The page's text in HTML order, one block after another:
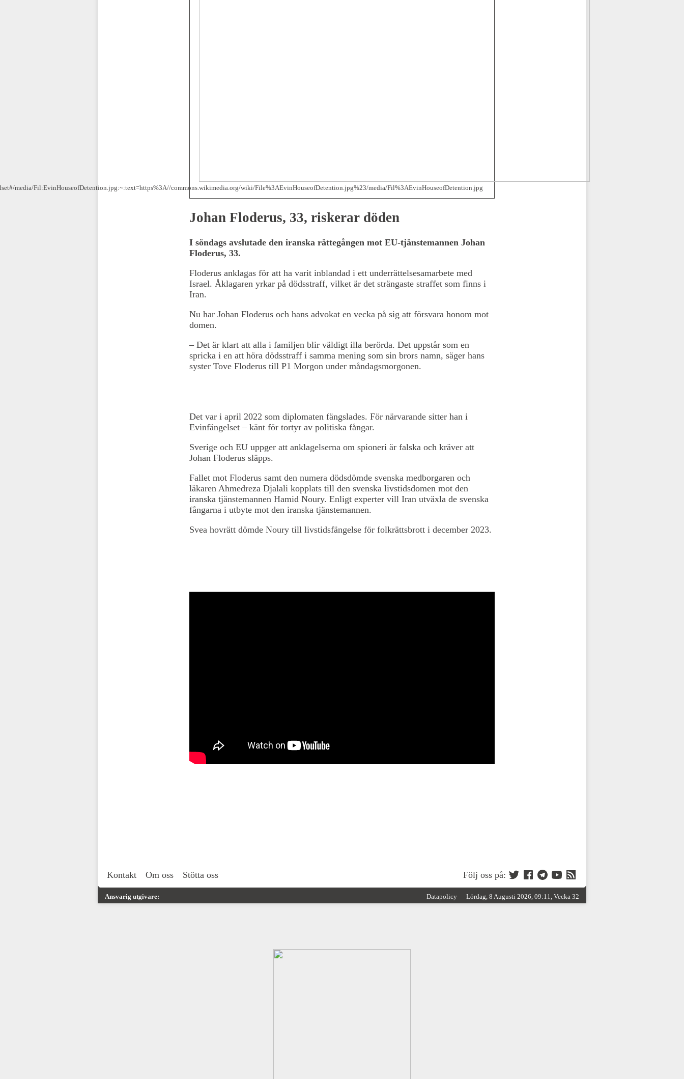
media/Fil:EvinHouseofDetention.jpg:~:text=https%3A//commons.wikimedia.org/wiki/File%3AEvinHouseofDetention.jpg%23/media/Fil%3AEvinHouseofDetention.jpg
Johan Floderus, 33, riskerar döden
I söndags avslutade den iranska rättegången mot EU-tjänstemannen Johan
Floderus, 33.
Floderus anklagas för att ha varit inblandad i ett underrättelsesamarbete med
Israel. Åklagaren yrkar på dödsstraff, vilket är det strängaste straffet som finns i
Iran.
Nu har Johan Floderus och hans advokat en vecka på sig att försvara honom mot
domen.
– Det är klart att alla i familjen blir väldigt illa berörda. Det uppstår som en
spricka i en att höra dödsstraff i samma mening som sin brors namn, säger hans
syster Tove Floderus till P1 Morgon under måndagsmorgonen.
Det var i april 2022 som diplomaten fängslades. För närvarande sitter han i
Evinfängelset – känt för tortyr av politiska fångar.
Sverige och EU uppger att anklagelserna om spioneri är falska och kräver att
Johan Floderus släpps.
Fallet mot Floderus samt den numera dödsdömde svenska medborgaren och
läkaren Ahmedreza Djalali kopplats till den svenska livstidsdomen mot den
iranska tjänstemannen Hamid Noury. Enligt experter vill Iran utväxla de svenska
fångarna i utbyte mot den iranska tjänstemannen.
Svea hovrätt dömde Noury till livstidsfängelse för folkrättsbrott i december 2023.
Kontakt Om oss Stötta oss Följ oss på:
Ansvarig utgivare: Datapolicy Lördag, 8 Augusti 2026, 09:11, Vecka 32